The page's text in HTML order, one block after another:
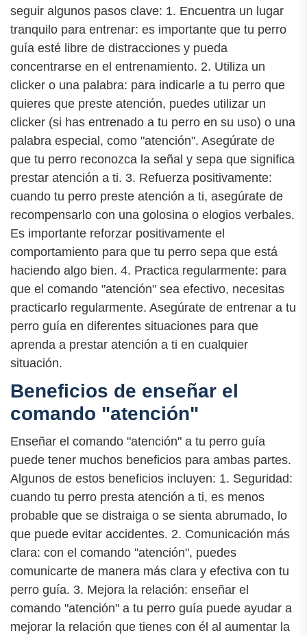
seguir algunos pasos clave: 1. Encuentra un lugar
tranquilo para entrenar: es importante que tu perro
guía esté libre de distracciones y pueda
concentrarse en el entrenamiento. 2. Utiliza un
clicker o una palabra: para indicarle a tu perro que
quieres que preste atención, puedes utilizar un
clicker (si has entrenado a tu perro en su uso) o una
palabra especial, como "atención". Asegúrate de
que tu perro reconozca la señal y sepa que significa
prestar atención a ti. 3. Refuerza positivamente:
cuando tu perro preste atención a ti, asegúrate de
recompensarlo con una golosina o elogios verbales.
Es importante reforzar positivamente el
comportamiento para que tu perro sepa que está
haciendo algo bien. 4. Practica regularmente: para
que el comando "atención" sea efectivo, necesitas
practicarlo regularmente. Asegúrate de entrenar a tu
perro guía en diferentes situaciones para que
aprenda a prestar atención a ti en cualquier
situación.
Beneficios de enseñar el
comando "atención"
Enseñar el comando "atención" a tu perro guía
puede tener muchos beneficios para ambas partes.
Algunos de estos beneficios incluyen: 1. Seguridad:
cuando tu perro presta atención a ti, es menos
probable que se distraiga o se sienta abrumado, lo
que puede evitar accidentes. 2. Comunicación más
clara: con el comando "atención", puedes
comunicarte de manera más clara y efectiva con tu
perro guía. 3. Mejora la relación: enseñar el
comando "atención" a tu perro guía puede ayudar a
mejorar la relación que tienes con él al aumentar la